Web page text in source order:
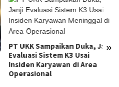
»
Tambang Sirtu Baliara Parimo
Beroperasi di Tengah Sanksi
ESDM Sulteng